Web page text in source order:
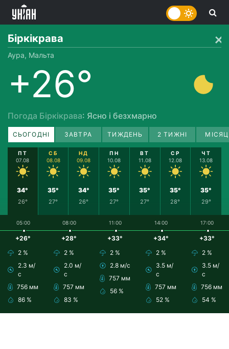
Біркікрава
Аура, Мальта
+26°
Погода Біркікрава: Ясно і безхмарно
СЬОГОДНІ ЗАВТРА ТИЖДЕНЬ 2 ТИЖНІ
ПТ
07.08
34°
26°
СБ
08.08
35°
27°
НД
09.08
34°
26°
ПН
10.08
35°
27°
ВТ
11.08
35°
27°
СР
12.08
35°
28°
ЧТ
13.08
35°
29°
05:00
+26°
2 %
2.3 м/
с
756 мм
86 %
08:00
+28°
2 %
2.0 м/
с
757 мм
83 %
11:00
+33°
2 %
2.8 м/с
757 мм
56 %
14:00
+34°
2 %
3.5 м/
с
757 мм
52 %
17:00
+33°
2 %
3.5 м/
с
756 мм
54 %